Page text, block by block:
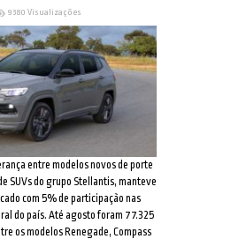
9380 Visualizações
entre modelos novos de porte
SUVs do grupo Stellantis, manteve
com 5% de participação nas
do país. Até agosto foram 77.325
os modelos Renegade, Compass